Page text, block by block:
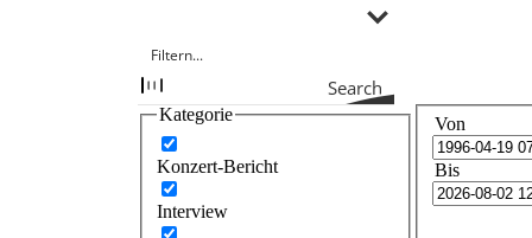
Search
Kategorie
Konzert-Bericht
Interview
Von
Bis